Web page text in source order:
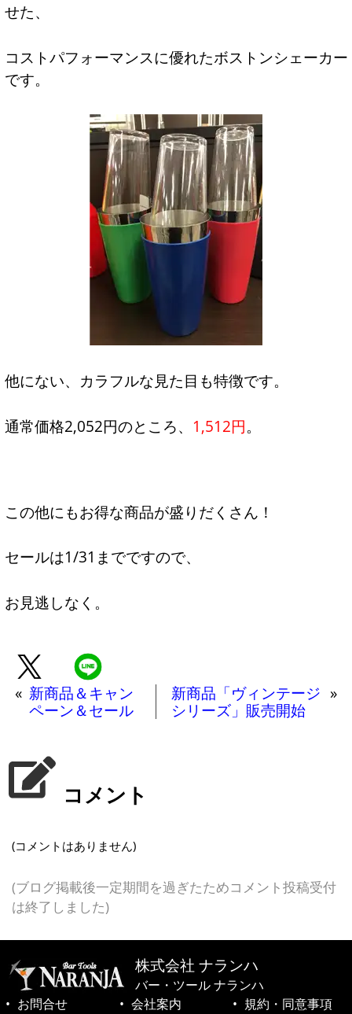
せた、
コストパフォーマンスに優れたボストンシェーカー
です。
他にない、カラフルな見た目も特徴です。
通常価格2,052円のところ、 1,512円。
この他にもお得な商品が盛りだくさん！
セールは1/31までですので、
お見逃しなく。
« 新商品＆キャン
ペーン＆セール
新商品「ヴィンテージ
シリーズ」販売開始
»
コメント
(コメントはありません)
(ブログ掲載後一定期間を過ぎたためコメント投稿受付
は終了しました)
株式会社 ナランハ
バー・ツール ナランハ
お問合せ
会社案内 規約・同意事項